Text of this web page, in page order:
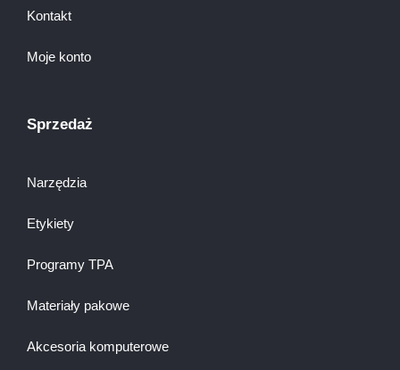
Kontakt
Moje konto
Sprzedaż
Narzędzia
Etykiety
Programy TPA
Materiały pakowe
Akcesoria komputerowe